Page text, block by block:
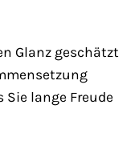
Glanz geschätzt
lange Freude